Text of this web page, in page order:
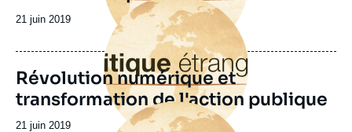
Date
publication
21 juin 2019
principale
Révolution numérique et
transformation de l'action publique
Date
21 juin 2019
Image
principale